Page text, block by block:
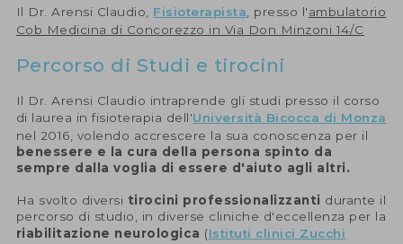
Il Dr. Arensi Claudio, Fisioterapista , presso l'ambulatorio
Cob Medicina di Concorezzo in Via Don Minzoni 14/C
Percorso di Studi e tirocini
Il Dr. Arensi Claudio intraprende gli studi presso il corso
di laurea in fisioterapia dell'Università Bicocca di Monza
nel 2016, volendo accrescere la sua conoscenza per il
benessere e la cura della persona spinto da
sempre dalla voglia di essere d'aiuto agli altri.
Ha svolto diversi tirocini professionalizzanti durante il
percorso di studio, in diverse cliniche d'eccellenza per la
riabilitazione neurologica (Istituti clinici Zucchi